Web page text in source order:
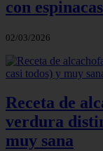
con
02/03/2026
Receta de
verdura
muy sana